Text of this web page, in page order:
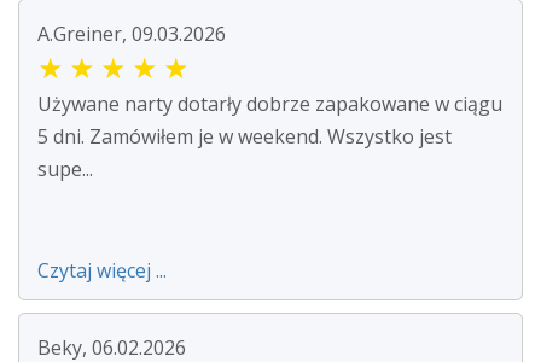
A.Greiner, 09.03.2026
★ ★ ★ ★ ★
Używane narty dotarły dobrze zapakowane w ciągu
5 dni. Zamówiłem je w weekend. Wszystko jest
supe...
Czytaj więcej ...
Beky, 06.02.2026